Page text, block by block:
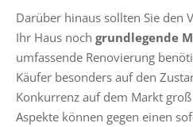
Darüber hinaus sollten Sie den
Ihr Haus noch grundlegende
umfassende Renovierung
Käufer besonders auf den
Konkurrenz auf dem Markt
Aspekte können gegen einen